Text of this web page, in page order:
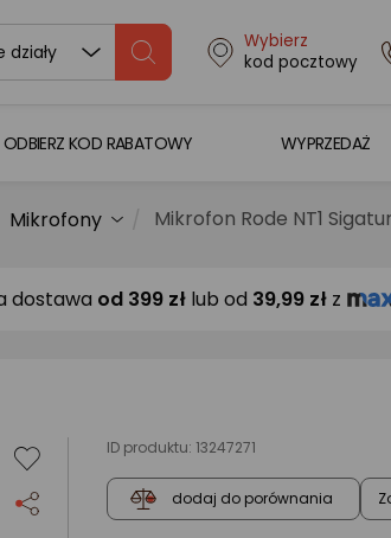
działy
Wybierz
kod pocztowy
ODBIERZ KOD RABATOWY WYPRZEDAŻ
Mikrofony Mikrofon Rode NT1
dostawa od 399 zł lub od 39,99 zł z
ID produktu: 13247271
dodaj do porównania